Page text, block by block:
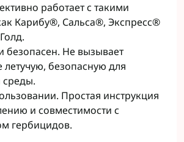
работает с такими
Карибу®, Сальса®, Экспресс®
безопасен. Не вызывает
безопасную для
Простая инструкция
и совместимости с
гербицидов.